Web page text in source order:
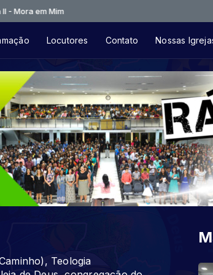
- Mora em Mim
Locutores Contato Nossas
Teologia